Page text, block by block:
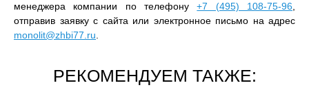
менеджера компании по телефону+7 (495) 108-75-96
отправив заявку с сайта или электронное письмо на адрес
monolit@zhbi77.ru
РЕКОМЕНДУЕМ ТАКЖЕ: